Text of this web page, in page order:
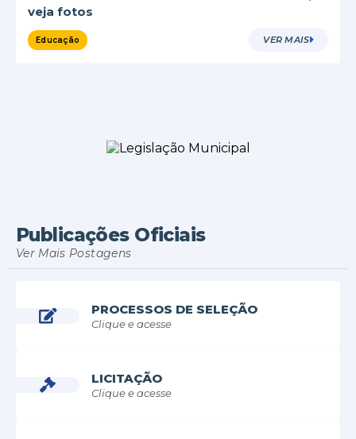
veja fotos
Educação VER MAIS
Publicações Oficiais
Ver Mais Postagens
PROCESSOS DE SELEÇÃO
Clique e acesse
LICITAÇÃO
Clique e acesse